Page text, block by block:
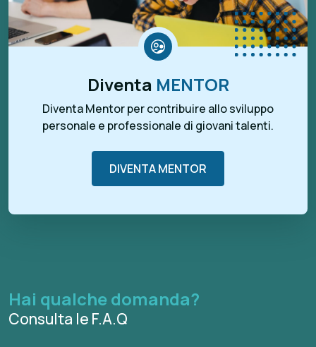
Diventa MENTOR
Diventa Mentor per contribuire allo sviluppo
personale e professionale di giovani talenti.
DIVENTA MENTOR
Hai qualche domanda?
Consulta le F.A.Q